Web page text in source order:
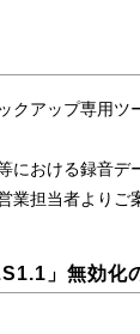
クアップ専用
における録音
業担当者よりご
」無効化